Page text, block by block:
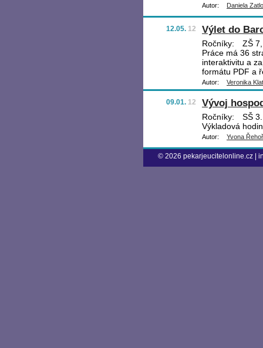
Autor: Daniela
12.05. 12 Výlet do
Ročníky:
ZŠ
Práce má 36
interaktivitu a
formátu PDF a
Autor: Veronika
09.01. 12 Vývoj
Ročníky:
SŠ
Výkladová
Autor: Yvona
© 2026 pekarjeucitelonline.cz